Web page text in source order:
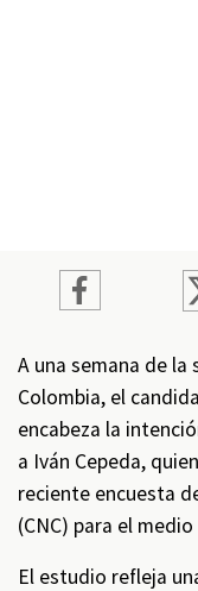
A una semana de
Colombia, el
encabeza la
a Iván Cepeda,
reciente encuesta
(CNC) para el
El estudio refleja